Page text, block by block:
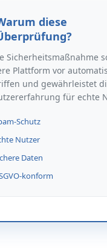
diese
Sicherheitsmaßnahme
Plattform vor
und gewährleistet
für echte
Schutz
Nutzer
Daten
konform